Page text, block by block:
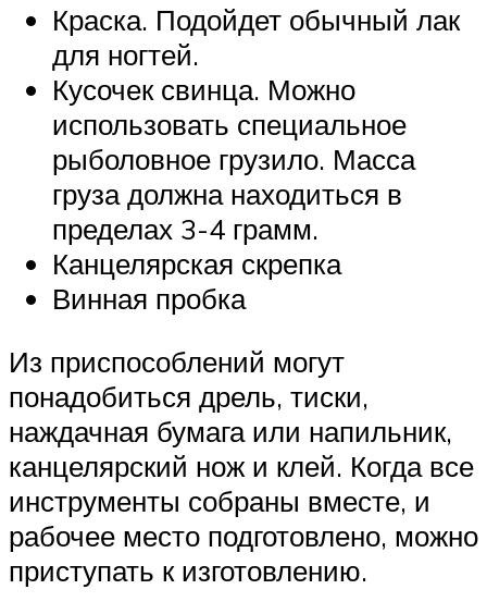
Краска. Подойдет обычный лак
для ногтей.
Кусочек свинца. Можно
использовать специальное
рыболовное грузило. Масса
груза должна находиться в
пределах 3-4 грамм.
Канцелярская скрепка
Винная пробка
Из приспособлений могут
понадобиться дрель, тиски,
наждачная бумага или напильник,
канцелярский нож и клей. Когда все
инструменты собраны вместе, и
рабочее место подготовлено, можно
приступать к изготовлению.